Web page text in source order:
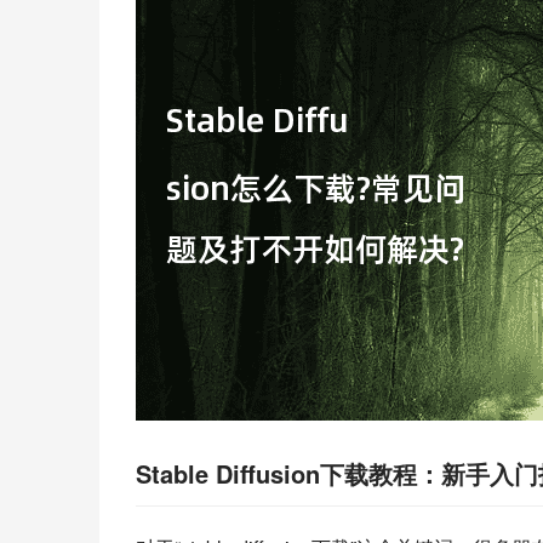
Stable Diffusion下载教程：新手入